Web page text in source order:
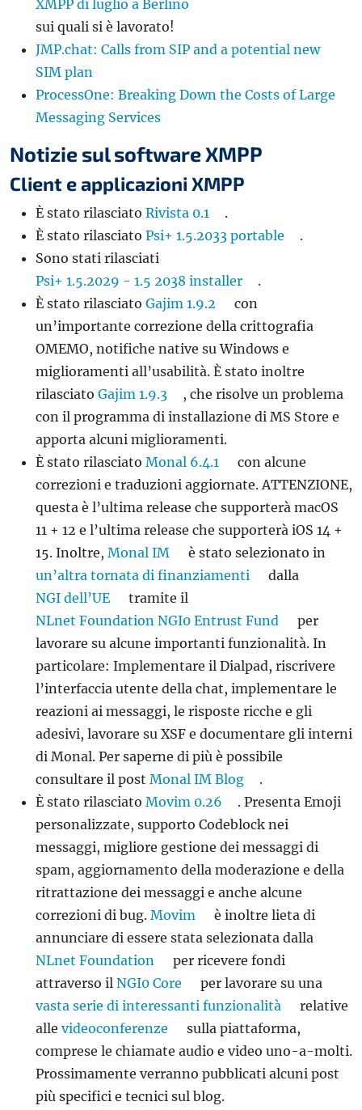
XMPP di luglio a Berlino
sui quali si è lavorato!
JMP.chat: Calls from SIP and a potential new
SIM plan
ProcessOne: Breaking Down the Costs of Large
Messaging Services
Notizie sul software XMPP
Client e applicazioni XMPP
È stato rilasciato Rivista 0.1
.
È stato rilasciato Psi+ 1.5.2033 portable
.
Sono stati rilasciati
Psi+ 1.5.2029 - 1.5 2038 installer
.
È stato rilasciato Gajim 1.9.2
con
un’importante correzione della crittografia
OMEMO, notifiche native su Windows e
miglioramenti all’usabilità. È stato inoltre
rilasciato Gajim 1.9.3
, che risolve un problema
con il programma di installazione di MS Store e
apporta alcuni miglioramenti.
È stato rilasciato Monal 6.4.1
con alcune
correzioni e traduzioni aggiornate. ATTENZIONE,
questa è l’ultima release che supporterà macOS
11 + 12 e l’ultima release che supporterà iOS 14 +
15. Inoltre, Monal IM
è stato selezionato in
un’altra tornata di finanziamenti
dalla
NGI dell’UE
tramite il
NLnet Foundation NGI0 Entrust Fund
per
lavorare su alcune importanti funzionalità. In
particolare: Implementare il Dialpad, riscrivere
l’interfaccia utente della chat, implementare le
reazioni ai messaggi, le risposte ricche e gli
adesivi, lavorare su XSF e documentare gli interni
di Monal. Per saperne di più è possibile
consultare il post Monal IM Blog
.
È stato rilasciato Movim 0.26
. Presenta Emoji
personalizzate, supporto Codeblock nei
messaggi, migliore gestione dei messaggi di
spam, aggiornamento della moderazione e della
ritrattazione dei messaggi e anche alcune
correzioni di bug. Movim
è inoltre lieta di
annunciare di essere stata selezionata dalla
NLnet Foundation
per ricevere fondi
attraverso il NGI0 Core
per lavorare su una
vasta serie di interessanti funzionalità
relative
alle videoconferenze
sulla piattaforma,
comprese le chiamate audio e video uno-a-molti.
Prossimamente verranno pubblicati alcuni post
più specifici e tecnici sul blog.